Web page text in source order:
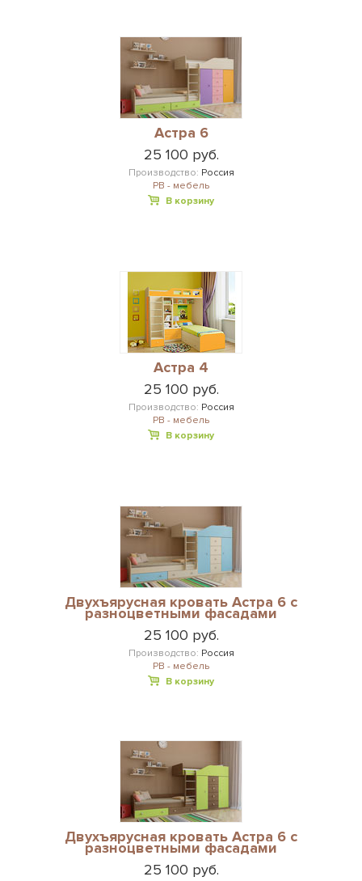
Астра 6
25 100 руб.
Производство: Россия
РВ - мебель
В корзину
Астра 4
25 100 руб.
Производство: Россия
РВ - мебель
В корзину
Двухъярусная кровать Астра 6 с
разноцветными фасадами
25 100 руб.
Производство: Россия
РВ - мебель
В корзину
Двухъярусная кровать Астра 6 с
разноцветными фасадами
25 100 руб.